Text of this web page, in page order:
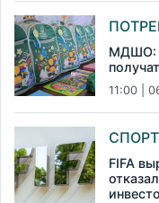
МДШО:
11:00 |
СПОРТ
FIFA